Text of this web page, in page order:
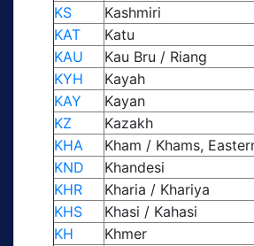
KS
Kashmiri
KAT
Katu
KAU
Kau Bru / Riang
KYH
Kayah
KAY
Kayan
KZ
Kazakh
KHA
Kham / Khams,
KND
Khandesi
KHR
Kharia / Khariya
KHS
Khasi / Kahasi
KH
Khmer